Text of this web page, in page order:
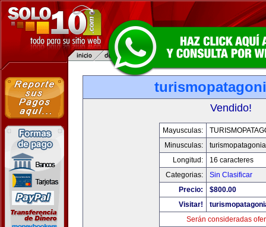
Vendido!
Mayusculas:
Minusculas:
Longitud:
16 caracteres
Categorias:
Sin Clasificar
Precio:
$800.00
Visitar!
Serán consideradas